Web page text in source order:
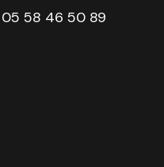
05 58 46 50 89